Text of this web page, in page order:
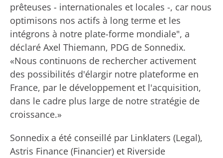
prêteuses - internationales et locales -, car nous
optimisons nos actifs à long terme et les
intégrons à notre plate-forme mondiale", a
déclaré Axel Thiemann, PDG de Sonnedix.
«Nous continuons de rechercher activement
des possibilités d'élargir notre plateforme en
France, par le développement et l'acquisition,
dans le cadre plus large de notre stratégie de
croissance.»
Sonnedix a été conseillé par Linklaters (Legal),
Astris Finance (Financier) et Riverside